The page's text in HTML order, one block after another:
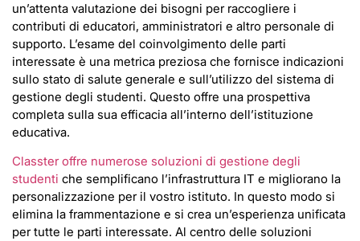
un’attenta valutazione dei bisogni per raccogliere i
contributi di educatori, amministratori e altro personale di
supporto. L’esame del coinvolgimento delle parti
interessate è una metrica preziosa che fornisce indicazioni
sullo stato di salute generale e sull’utilizzo del sistema di
gestione degli studenti. Questo offre una prospettiva
completa sulla sua efficacia all’interno dell’istituzione
educativa.
Classter offre numerose soluzioni di gestione degli
studenti che semplificano l’infrastruttura IT e migliorano la
personalizzazione per il vostro istituto. In questo modo si
elimina la frammentazione e si crea un’esperienza unificata
per tutte le parti interessate. Al centro delle soluzioni